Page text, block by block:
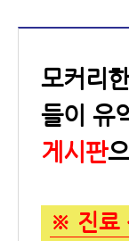
모커리
들이 유
게시판
※ 진료